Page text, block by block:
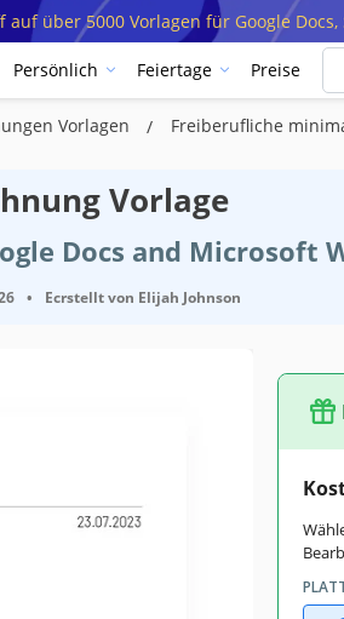
über 5000 Vorlagen für Google Docs,
Persönlich Feiertage Preise
Vorlagen Freiberufliche
Vorlage
Docs and Microsoft
• Ecrstellt von Elijah Johnson